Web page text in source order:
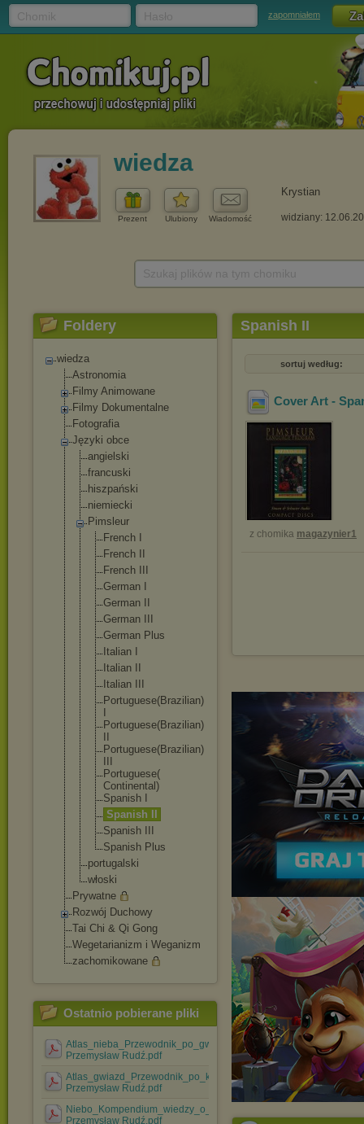
zapomniałem
wiedza
Prezent Ulubiony Wiadomość
Krystian
widziany:
Foldery
wiedza
Astronomia
Filmy Animowane
Filmy Dokumentalne
Fotografia
Języki obce
angielski
francuski
hiszpański
niemiecki
Pimsleur
French I
French II
French III
German I
German II
German III
German Plus
Italian I
Italian II
Italian III
Portuguese(Brazilian)
Portuguese(Brazilian)
Portuguese(Brazilian)
Portuguese(
Continental )
Spanish I
Spanish II
Spanish III
Spanish Plus
portugalski
włoski
Prywatne
Rozwój Duchowy
Tai Chi & Qi Gong
Wegetarianizm i Weganizm
zachomikowane
Ostatnio pobierane pliki
Atlas_nieba_Przewodnik_po_gwiazdozbiorach-
Przemysław Rudź.pdf
Atlas_gwiazd_Przewodnik_po_konstelacjach-
Przemysław Rudź.pdf
Niebo_Kompendium_wiedzy_o_wszechświecie-
Przemysław Rudź.pdf
Spanish II
sortuj według:
Cover Art -
z chomika magazynier1